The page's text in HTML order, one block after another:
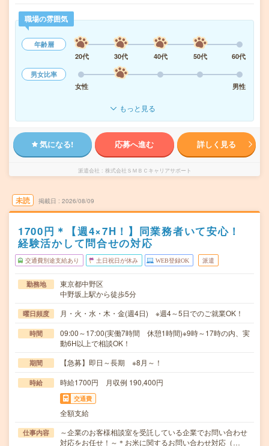
職場の雰囲気
年齢層
20代
30代 40代 50代
60代
男女比率
女性
男性
もっと見る
気になる! 応募へ進む 詳しく見る
派遣会社 株式会社ＳＭＢＣキャリアサポート
未読 掲載日 2026/08/09
1700円＊【週4×7H！】同業務者いて安心！
経験活かして問合せの対応
交通費別途支給あり 土日祝日が休み WEB登録OK 派遣
勤務地
東京都中野区
中野坂上駅から徒歩5分
曜日頻度 月・火・水・木・金(週4日) ※週4～5日でのご就業ОK！
時間
09:00～17:00(実働7時間 休憩1時間)※9時～17時の内、実
動6H以上で相談OK！
期間 【急募】即日～長期 ※8月～！
時給 時給1700円 月収例 190,400円
交通費
全額支給
仕事内容
～企業のお客様相談室を受託している企業でお問い合わせ
対応をお任せ！～＊お米に関するお問い合わせ対応（…